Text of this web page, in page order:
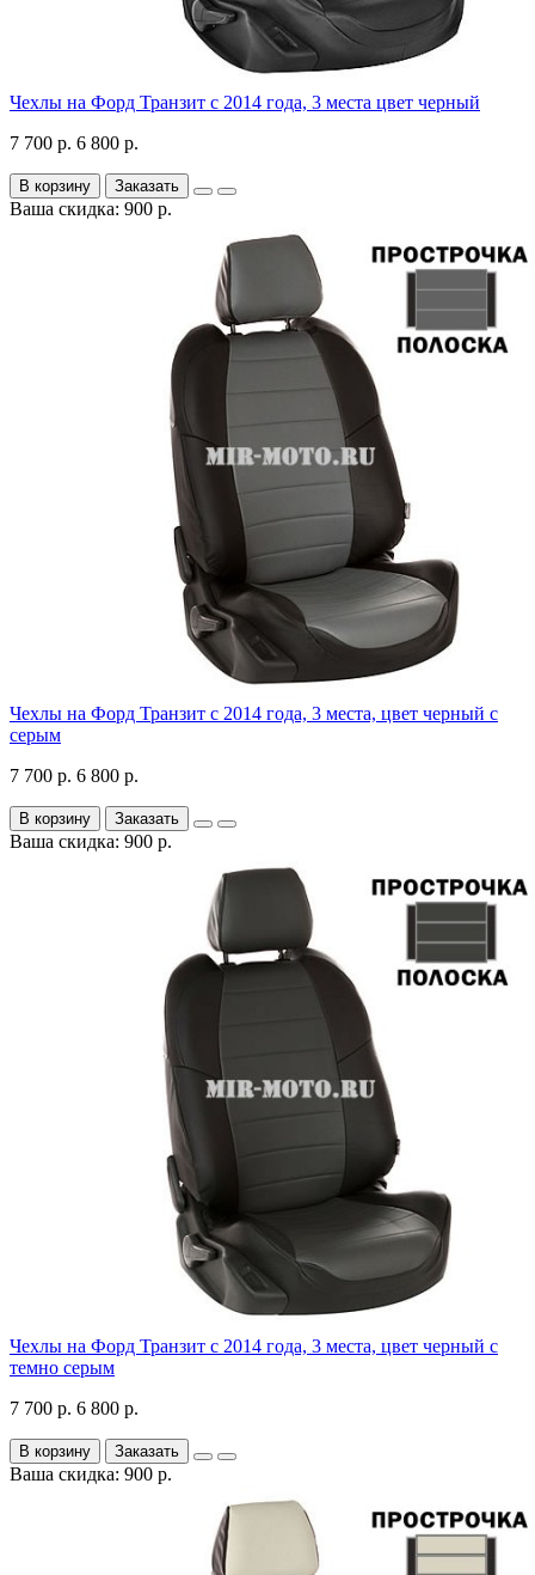
Чехлы на Форд Транзит с 2014 года, 3 места цвет черный
7 700 р. 6 800 р.
В корзину Заказать
Ваша скидка: 900 р.
Чехлы на Форд Транзит с 2014 года, 3 места, цвет черный с
серым
7 700 р. 6 800 р.
В корзину Заказать
Ваша скидка: 900 р.
Чехлы на Форд Транзит с 2014 года, 3 места, цвет черный с
темно серым
7 700 р. 6 800 р.
В корзину Заказать
Ваша скидка: 900 р.